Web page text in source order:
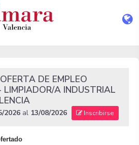
DE EMPLEO
LIMPIADOR/A INDUSTRIAL
2026 al 13/08/2026 Inscribirse